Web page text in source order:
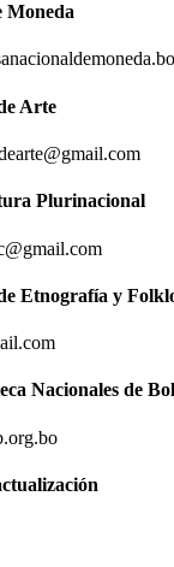
Moneda
Arte
Plurinacional
Etnografía y
Nacionales de